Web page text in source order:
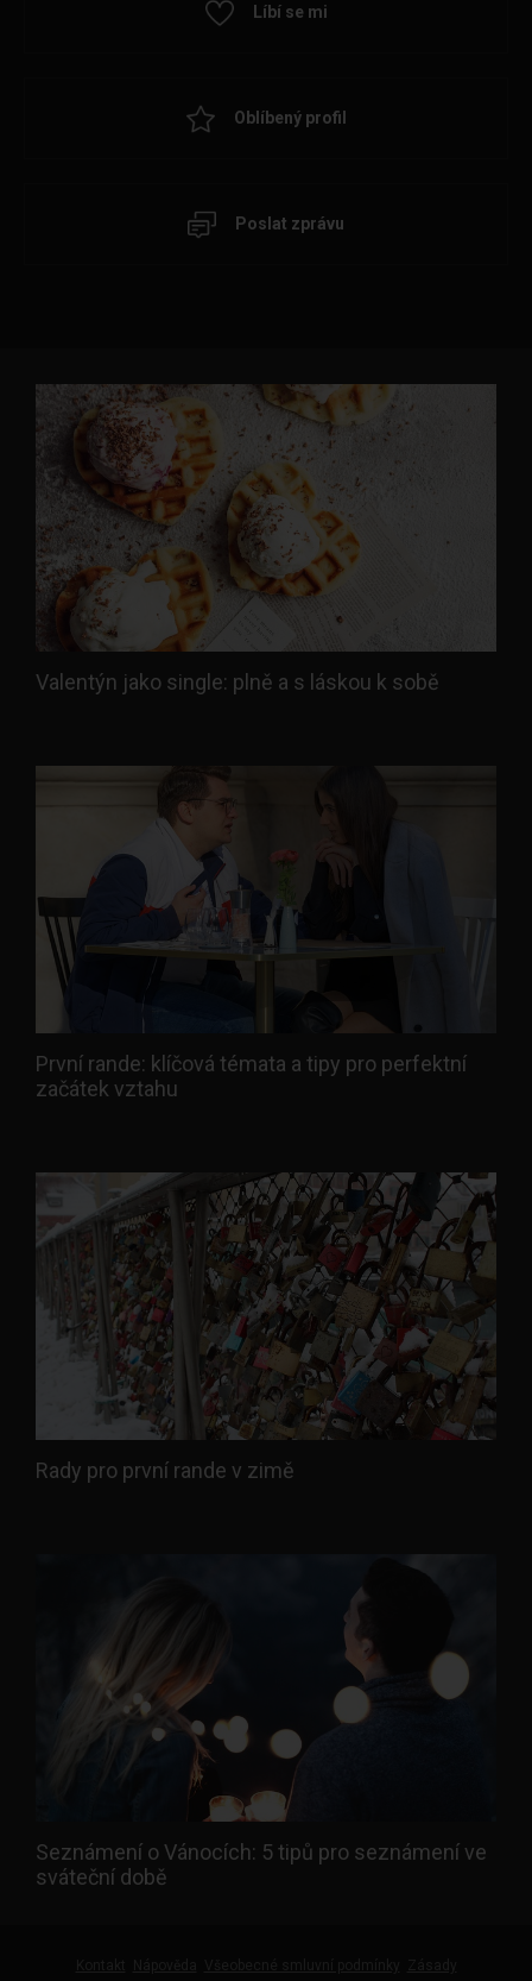
Líbí se mi
Oblíbený profil
Poslat zprávu
Valentýn jako single: plně a s láskou k sobě
První rande: klíčová témata a tipy pro perfektní
začátek vztahu
Rady pro první rande v zimě
Seznámení o Vánocích: 5 tipů pro seznámení ve
sváteční době